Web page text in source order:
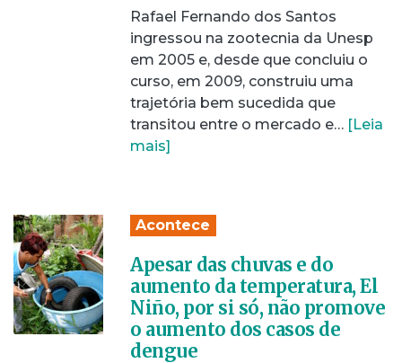
Rafael Fernando dos Santos
ingressou na zootecnia da Unesp
em 2005 e, desde que concluiu o
curso, em 2009, construiu uma
trajetória bem sucedida que
transitou entre o mercado e… [Leia
mais]
Acontece
Apesar das chuvas e do
aumento da temperatura, El
Niño, por si só, não promove
o aumento dos casos de
dengue